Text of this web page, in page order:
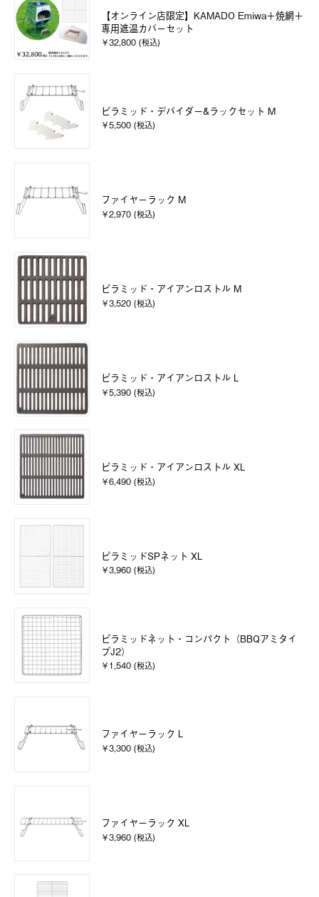
【オンライン店限定】KAMADO Emiwa＋焼網＋
専用遮温カバーセット
￥32,800 (税込)
ピラミッド・デバイダー&ラックセット M
￥5,500 (税込)
ファイヤーラック M
￥2,970 (税込)
ピラミッド・アイアンロストル M
￥3,520 (税込)
ピラミッド・アイアンロストル L
￥5,390 (税込)
ピラミッド・アイアンロストル XL
￥6,490 (税込)
ピラミッドSPネット XL
￥3,960 (税込)
ピラミッドネット・コンパクト（BBQアミタイ
プJ2）
￥1,540 (税込)
ファイヤーラック L
￥3,300 (税込)
ファイヤーラック XL
￥3,960 (税込)